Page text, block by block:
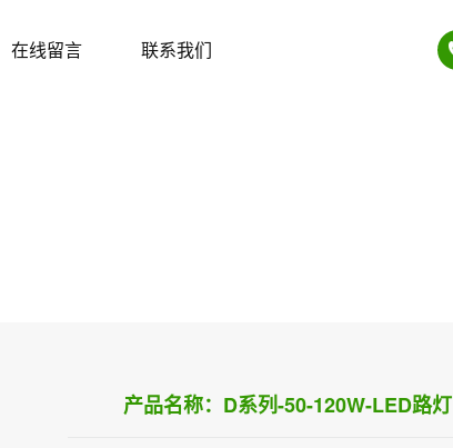
在线留言 联系我们
产品名称：D系列-50-120W-LED路灯